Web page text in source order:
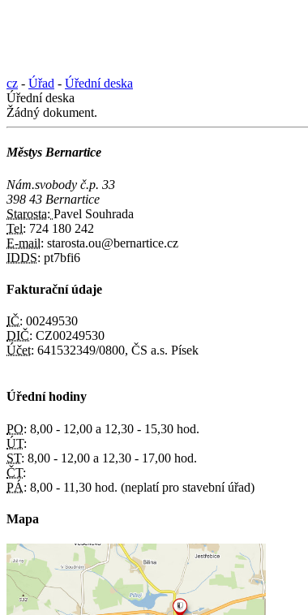
cz - Úřad - Úřední deska
Úřední deska
Žádný dokument.
Městys Bernartice
Nám.svobody č.p. 33
398 43 Bernartice
Starosta: Pavel Souhrada
Tel: 724 180 242
E-mail: starosta.ou@bernartice.cz
IDDS: pt7bfi6
Fakturační údaje
IČ: 00249530
DIČ: CZ00249530
Účet: 641532349/0800, ČS a.s. Písek
Úřední hodiny
PO: 8,00 - 12,00 a 12,30 - 15,30 hod.
ÚT:
ST: 8,00 - 12,00 a 12,30 - 17,00 hod.
ČT:
PÁ: 8,00 - 11,30 hod. (neplatí pro stavební úřad)
Mapa